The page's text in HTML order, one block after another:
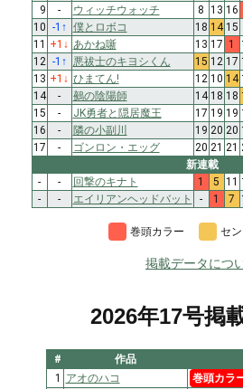
9
- ウィッチウォッチ 8 13 16
10 -1 ↑ 僕とロボコ 18 14 15
11 +1 ↓ あかね噺 13 17 1
12 -1 ↑ 悪祓士のキヨシくん 15 12 17
13 +1 ↓ ひまてん! 12 10 14
14
- 鵺の陰陽師 14 18 18
15
- JK勇者と隠居魔王 17 19 19
16
- 隣の小副川 19 20 20
17
- ゴンロン・エッグ 20 21 21
新連載
-
- 回撃のキナト 1 5 11
-
- エイリアンヘッドバット - 1 7
巻頭カラー セ
掲載データにつ
2026年17号掲
# 作品
1
アオのハコ 巻頭カラ